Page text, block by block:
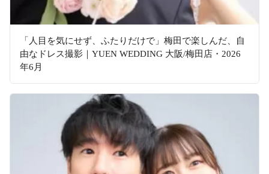
「人目を気にせず、ふたりだけで」梅田で楽しんだ、自
由なドレス撮影｜YUEN WEDDING 大阪/梅田店・2026
年6月